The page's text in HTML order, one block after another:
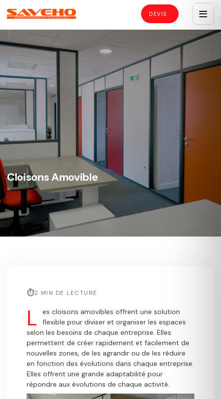
Cloisons Amovible
2 MIN DE LECTURE
L
es cloisons amovibles offrent une solution
flexible pour diviser et organiser les espaces
selon les besoins de chaque entreprise. Elles
permettent de créer rapidement et facilement de
nouvelles zones, de les agrandir ou de les réduire
en fonction des évolutions dans chaque entreprise.
Elles offrent une grande adaptabilité pour
répondre aux évolutions de chaque activité.